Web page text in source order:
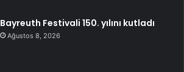
Bayreuth Festivali 150. yılını kutladı
Ağustos 8, 2026